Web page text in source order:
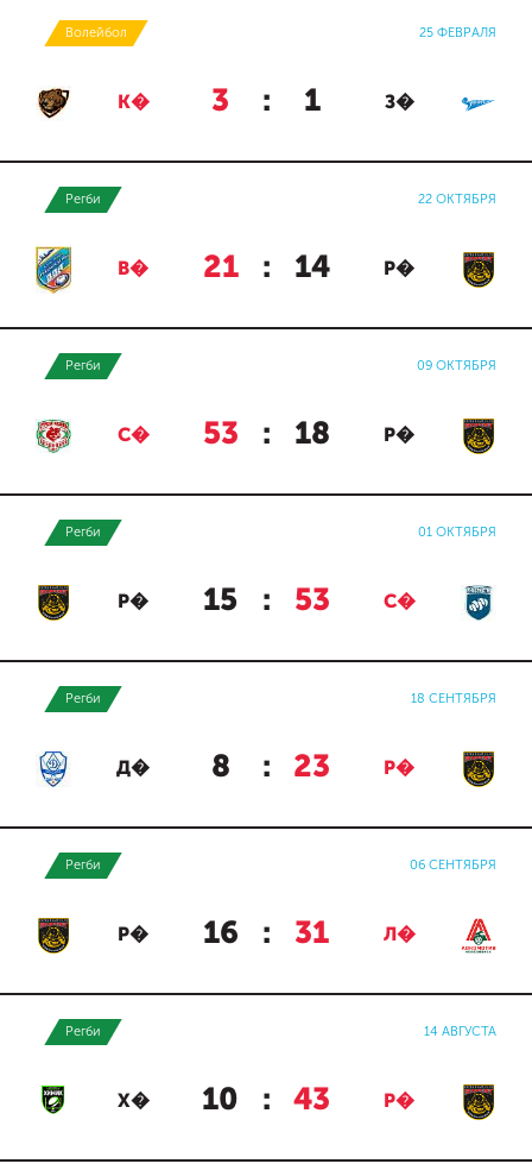
Волейбол 25 ФЕВРАЛЯ
К� 3 : 1 З�
Регби 22 ОКТЯБРЯ
В� 21 : 14 Р�
Регби 09 ОКТЯБРЯ
С� 53 : 18 Р�
Регби 01 ОКТЯБРЯ
Р� 15 : 53 С�
Регби 18 СЕНТЯБРЯ
Д� 8 : 23 Р�
Регби 06 СЕНТЯБРЯ
Р� 16 : 31 Л�
Регби 14 АВГУСТА
Х� 10 : 43 Р�